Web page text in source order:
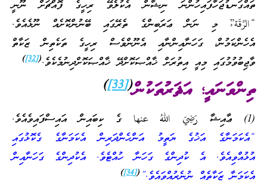
ތައްގަނޑުޖަހާފައިހުންނަ ނިޝާން އެކުލެވޭ ރިހީގެ ފޮއްޗަށް ނޫނީ
“الرِّقَة”ُ މި ނަން ޢަރަބިންގެ ތެރޭގައި ބޭނުންކޮށެއް ނޫޅެއެވެ.
އެހެންކަމުން، ގަހަނާއިންނާއި އެނޫންވެސް ރިހީގެ ތަކެތިން ޒަކާތް
ވާޖިބުވުމުގައި މިއީ އިތުރަށް ޚާއްޞަކޮށްދޭ ޚާއްޞަކޮށްދިނުމެކެވެ.(
[32]
)
ތިންވަނައީ؛ އަޘަރުތަކުން(
[33]
)
(1) ޢާއިޝާ رَضِيَ اللهُ عنها ގެ ކިބައިން އައިސްފައިވެއެވެ.
“އެކަމަނާގެ އަޚުގެ ޔަތީމު އަންހެންދަރިން އެކަމަނާގެ ގެކޮޅުގައި
އުޅުއްވިއެވެ. އެ ކުދިންގެ ގަހަނާ ހުއްޓެވެ. އެކުދިންގެ ގަހަނާއިން
އެކަމަނާ ޒަކާތެއް ނުނެރުއްވައެވެ.” (
[34]
)